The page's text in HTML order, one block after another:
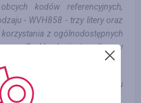
kodów referencyjnych,
- WVH858 - trzy litery oraz
z ogólnodostępnych
Cashback jest naliczany
przejść z innego serwisu
- 1 zamówienie.